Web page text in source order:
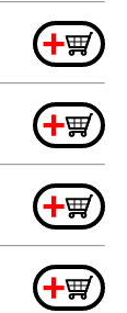
+
+
+
+